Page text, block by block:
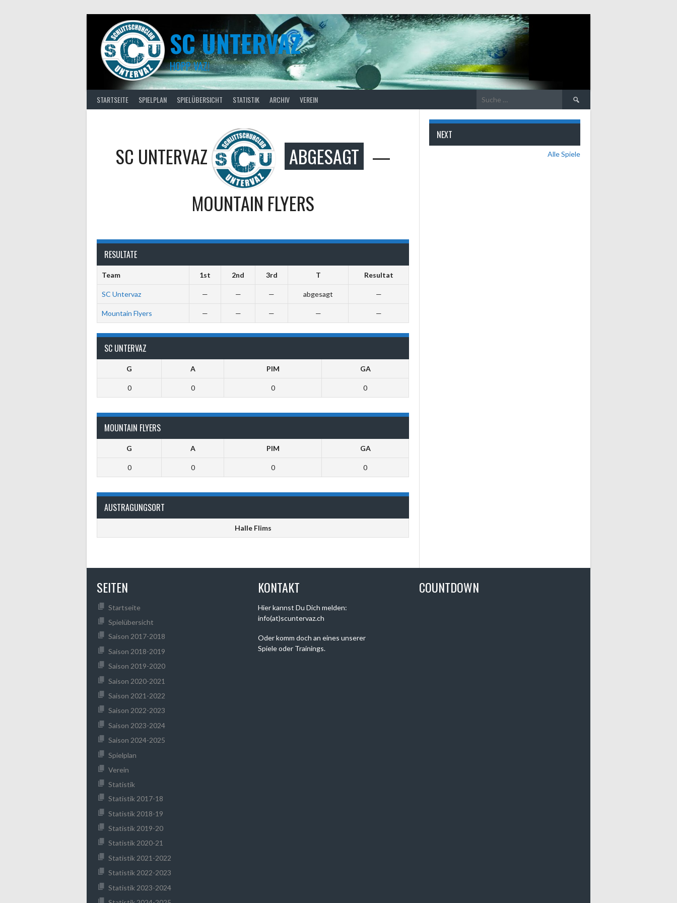
SC UNTERVAZ
HOPP VAZ!
STARTSEITE SPIELPLAN SPIELÜBERSICHT STATISTIK ARCHIV VEREIN
Suche
nach:
SC UNTERVAZ ABGESAGT —
MOUNTAIN FLYERS
RESULTATE
Team 1st 2nd 3rd T Resultat
SC Untervaz — — — abgesagt —
Mountain Flyers — — — — —
SC UNTERVAZ
G A PIM GA
0 0 0 0
MOUNTAIN FLYERS
G A PIM GA
0 0 0 0
AUSTRAGUNGSORT
Halle Flims
NEXT
Alle Spiele
SEITEN
Startseite
Spielübersicht
Saison 2017-2018
Saison 2018-2019
Saison 2019-2020
Saison 2020-2021
Saison 2021-2022
Saison 2022-2023
Saison 2023-2024
Saison 2024-2025
Spielplan
Verein
Statistik
Statistik 2017-18
Statistik 2018-19
Statistik 2019-20
Statistik 2020-21
Statistik 2021-2022
Statistik 2022-2023
Statistik 2023-2024
KONTAKT
Hier kannst Du Dich melden:
info(at)scuntervaz.ch
Oder komm doch an eines unserer
Spiele oder Trainings.
COUNTDOWN